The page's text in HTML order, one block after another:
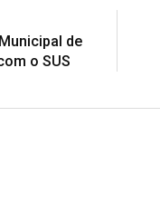
de
o SUS